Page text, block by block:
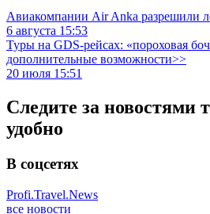
Авиакомпании Air Anka разрешили
6 августа 15:53
Туры на GDS-рейсах: «пороховая
дополнительные возможности>>
20 июля 15:51
Следите за новостями
удобно
В соцсетях
Profi.Travel.News
все новости